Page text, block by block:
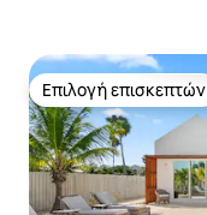
Επιλογή επισκεπτών
Επιλογή επισκεπτών